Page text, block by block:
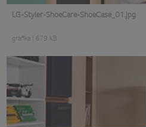
LG-Styler-ShoeCare-ShoeCase_01.jpg
grafika 679 KB